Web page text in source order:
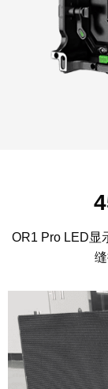
OR1 Pro LED显